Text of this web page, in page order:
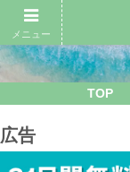
TOP
広告
メニュー